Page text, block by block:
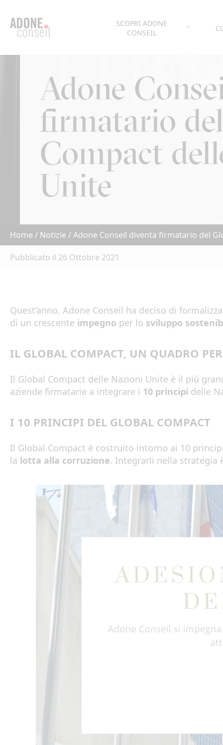
SCOPRI ADONE
CONSEIL
Adone
firmatario
Compact
Unite
Home / Notizie /Adone Conseil diventa firmatario del
Pubblicato il 26 Ottobre 2021
Quest’anno, Adone Conseil ha deciso di
di un crescente impegno per lo sviluppo
IL GLOBAL COMPACT, UN QUADRO
Il Global Compact delle Nazioni Unite è il più
aziende firmatarie a integrare i 10 principi delle
I 10 PRINCIPI DEL GLOBAL COMPACT
Il Global Compact è costruito intorno ai 10
la lotta alla corruzione. Integrarli nella strategia